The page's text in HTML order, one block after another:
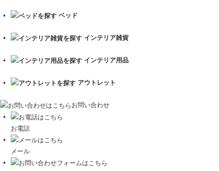
ベッド
インテリア雑貨
インテリア用品
アウトレット
お問い合わせ
お電話
メール